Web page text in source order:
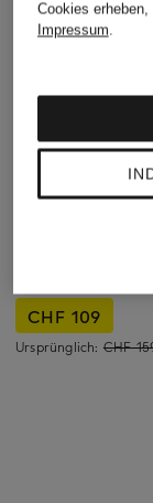
CHF 109
Ursprünglich: CHF
Cookies
Impressum.